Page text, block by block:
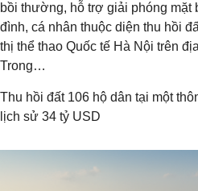
bồi thường, hỗ trợ giải phóng mặt
đình, cá nhân thuộc diện thu hồi
thị thể thao Quốc tế Hà Nội trên
Trong…
Thu hồi đất 106 hộ dân tại một
lịch sử 34 tỷ USD